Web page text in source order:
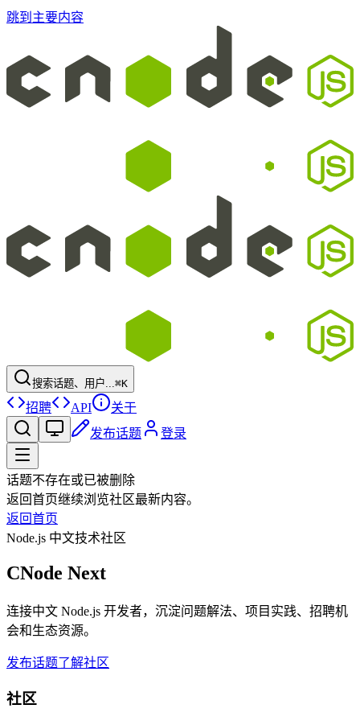
跳到主要内容
搜索话题、用户...⌘K
招聘 API
关于
发布话题
登录
话题不存在或已被删除
返回首页继续浏览社区最新内容。
返回首页
Node.js 中文技术社区
CNode Next
连接中文 Node.js 开发者，沉淀问题解法、项目实践、招聘机
会和生态资源。
发布话题了解社区
社区